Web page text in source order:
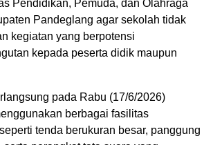
Pendidikan, Pemuda, dan Olahraga
Pandeglang agar sekolah tidak
kegiatan yang berpotensi
kepada peserta didik maupun
pada Rabu (17/6/2026)
berbagai fasilitas
tenda berukuran besar, panggung